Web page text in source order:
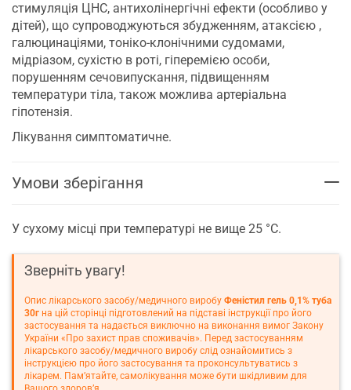
стимуляція ЦНС, антихолінергічні ефекти (особливо у
дітей), що супроводжуються збудженням, атаксією ,
галюцинаціями, тоніко-клонічними судомами,
мідріазом, сухістю в роті, гіперемією особи,
порушенням сечовипускання, підвищенням
температури тіла, також можлива артеріальна
гіпотензія.
Лікування симптоматичне.
Умови зберігання
У сухому місці при температурі не вище 25 °C.
Зверніть увагу!
Опис лікарського засобу/медичного виробу Феністил гель 0,1% туба
30г на цій сторінці підготовлений на підставі інструкції про його
застосування та надається виключно на виконання вимог Закону
України «Про захист прав споживачів». Перед застосуванням
лікарського засобу/медичного виробу слід ознайомитись з
інструкцією про його застосування та проконсультуватись з
лікарем. Пам’ятайте, самолікування може бути шкідливим для